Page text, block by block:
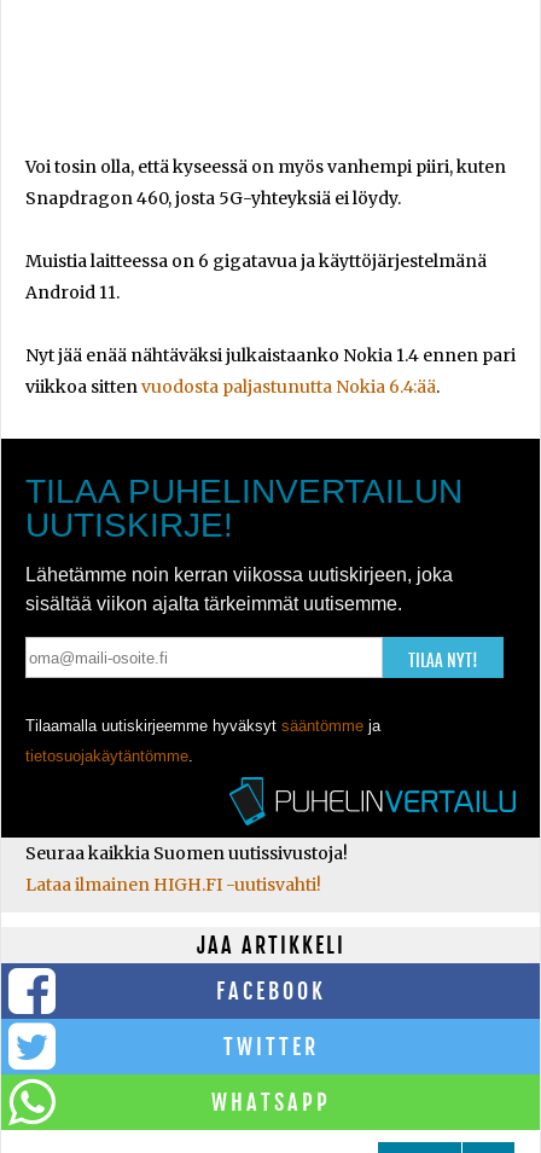
Voi tosin olla, että kyseessä on myös vanhempi piiri, kuten
Snapdragon 460, josta 5G-yhteyksiä ei löydy.
Muistia laitteessa on 6 gigatavua ja käyttöjärjestelmänä
Android 11.
Nyt jää enää nähtäväksi julkaistaanko Nokia 1.4 ennen pari
viikkoa sittenvuodosta paljastunutta Nokia 6.4:ää.
TILAA PUHELINVERTAILUN
UUTISKIRJE!
Lähetämme noin kerran viikossa uutiskirjeen, joka
sisältää viikon ajalta tärkeimmät uutisemme.
TILAA NYT!
Tilaamalla uutiskirjeemme hyväksyt sääntömme ja
tietosuojakäytäntömme.
Seuraa kaikkia Suomen uutissivustoja!
Lataa ilmainen HIGH.FI -uutisvahti!
JAA ARTIKKELI
FACEBOOK
TWITTER
WHATSAPP